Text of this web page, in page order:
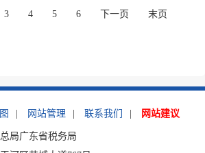
3 4 5 6 下一页 末页
网站管理 联系我们 网站建议
局广东省税务局